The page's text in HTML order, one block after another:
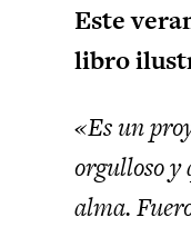
Este
libro
«Es un
orgulloso y
alma.